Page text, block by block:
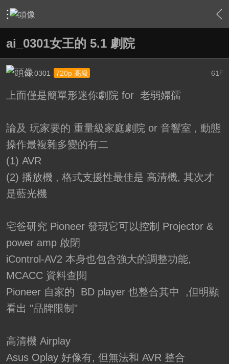
› 家庭劇院 › 我的家庭劇院 › 內容
ai_0301女王的 5.1 劇院
61 F
ai_0301 720p 高級
上面僅是簡單形迷你劇院 for 老弱婦孺
論及 玩家要的 重量級家庭劇院 or 音響室 , 動態
操作最複雜多變的有二
(1) AVR
(2) 播放機 , 格式支援性最佳是 高清機, 其次才
是藍光機
宅爸研究 Pioneer 發現它可以控制 Projector &
power amp 啟閉
iControl-AV2 本身也包含強大的調整功能,
MCACC 資料查閱
Pioneer 自家的 BD player 也整合其中 ,但明顯
看出 "品牌限制"
高清機 Airplay
Asus Oplay 好像有, 但無法和 AVR 整合